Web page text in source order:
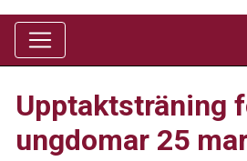
Upptaktsträning
ungdomar 25